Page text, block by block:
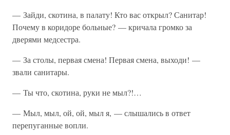
— Зайди, скотина, в палату! Кто вас открыл? Санитар!
Почему в коридоре больные? — кричала громко за
дверями медсестра.
— За столы, первая смена! Первая смена, выходи! —
звали санитары.
— Ты что, скотина, руки не мыл?!…
— Мыл, мыл, ой, ой, мыл я, — слышались в ответ
перепуганные вопли.